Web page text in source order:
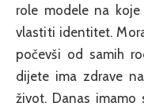
role modele na
vlastiti identitet.
počevši od samih
dijete ima zdrave
život. Danas imamo